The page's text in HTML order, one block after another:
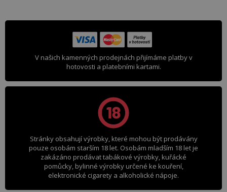
V našich kamenných prodejnách přijímáme platby v
hotovosti a platebními kartami.
Stránky obsahují výrobky, které mohou být prodávány
pouze osobám starším 18 let. Osobám mladším 18 let je
zakázáno prodávat tabákové výrobky, kuřácké
pomůcky, bylinné výrobky určené ke kouření,
elektronické cigarety a alkoholické nápoje.